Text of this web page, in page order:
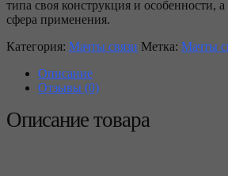
типа своя конструкция и особенности,
сфера применения.
Категория: Мачты связи Метка: Мачты
Описание
Отзывы (0)
Описание товара